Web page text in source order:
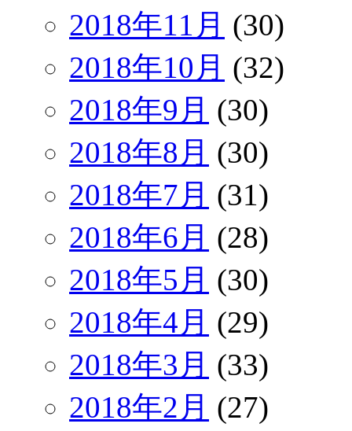
2018年11月 (30)
2018年10月 (32)
2018年9月 (30)
2018年8月 (30)
2018年7月 (31)
2018年6月 (28)
2018年5月 (30)
2018年4月 (29)
2018年3月 (33)
2018年2月 (27)